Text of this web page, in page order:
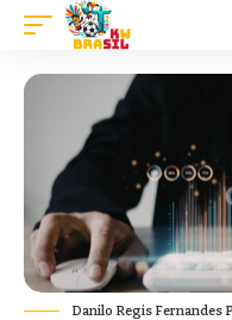
Danilo Regis Fernandes